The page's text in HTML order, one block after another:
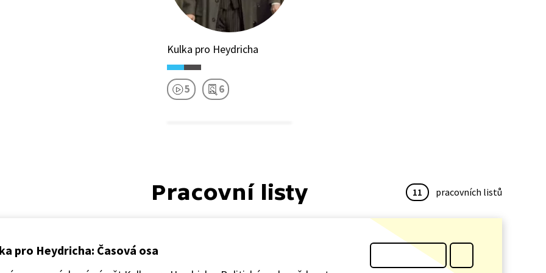
Kulka pro Heydricha
5 6
Pracovní listy 11 pracovních listů
pro Heydricha: Časová osa